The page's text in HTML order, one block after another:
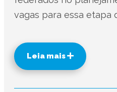
vagas para essa etapa
Leia mais